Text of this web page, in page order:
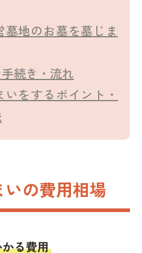
地のお墓を墓じま
続き・流れ
をするポイント・
の費用相場